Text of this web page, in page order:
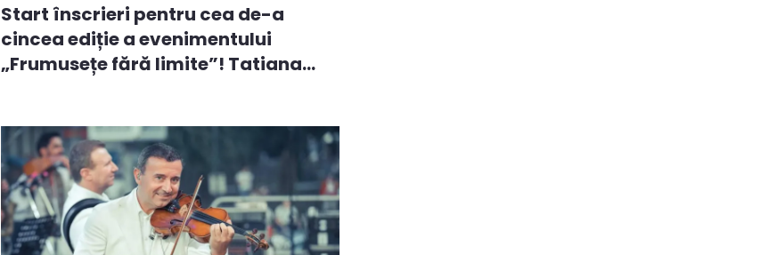
Start înscrieri pentru cea de-a
cincea ediție a evenimentului
„Frumusețe fără limite”! Tatiana